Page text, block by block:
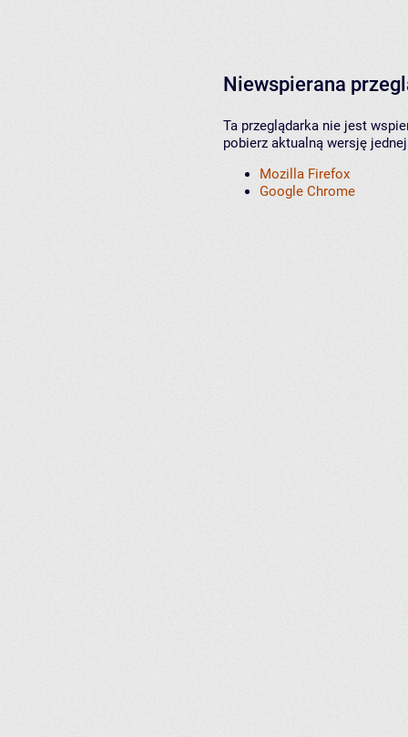
Niewspierana
Ta przeglądarka nie jest
pobierz aktualną wersję
Mozilla Firefox
Google Chrome